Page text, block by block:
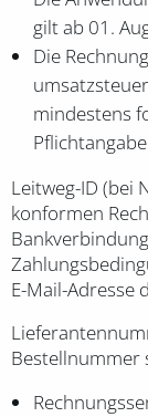
gilt ab 01.
Die
mindestens
Leitweg-ID (bei
konformen
E-Mail-Adresse
Bestellnummer